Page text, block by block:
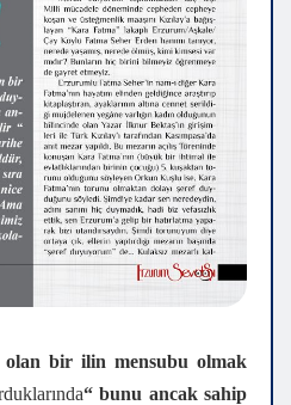
olan bir ilin mensubu olmak
“ bunu ancak sahip